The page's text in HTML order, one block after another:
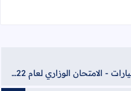
الرسم الصناعي - ميكانيك السيارات - الامتحان الوزاري لعام 2022 للدورة الأولى